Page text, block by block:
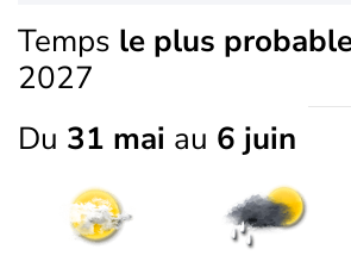
Temps le plus
2027
Du 31 mai au 6 juin